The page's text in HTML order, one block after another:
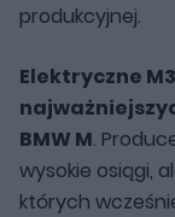
produkcyjnej.
Elektryczne
BMW M.
wysokie osiągi,
których